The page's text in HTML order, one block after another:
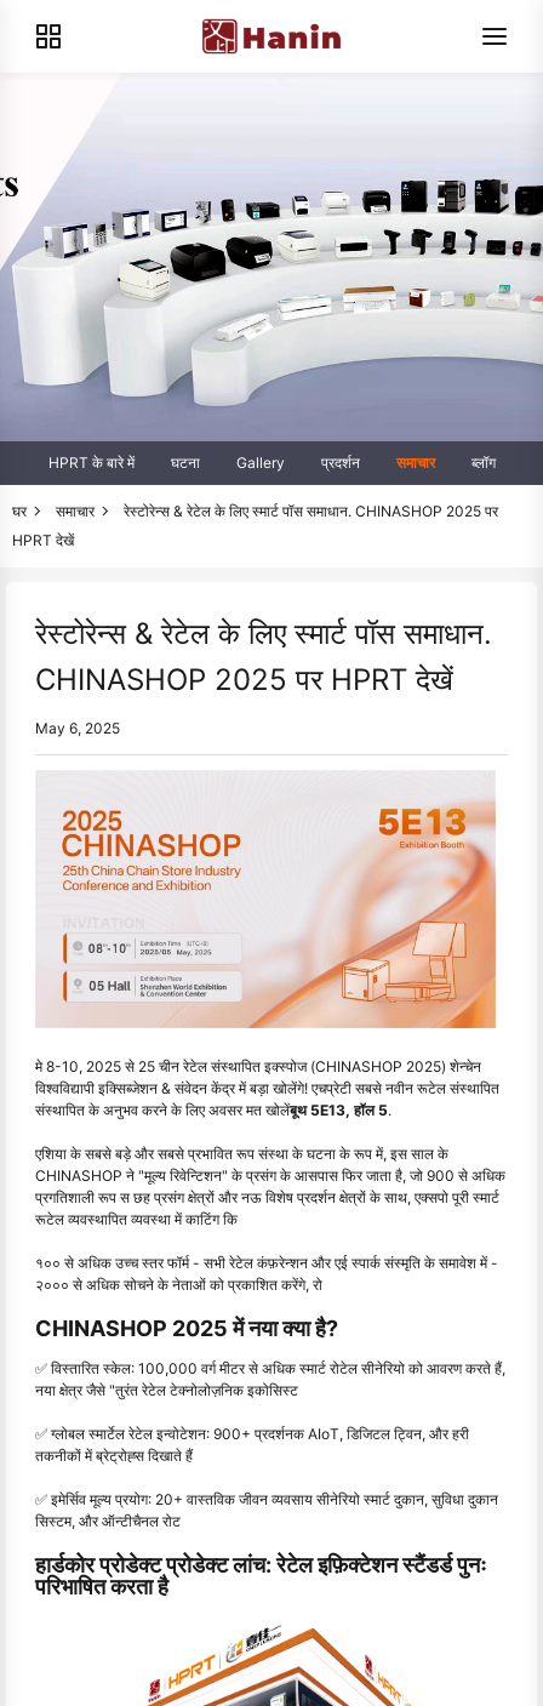
HPRT के बारे में घटना Gallery प्रदर्शन समाचार ब्लॉग
घर समाचार
रेस्टोरेन्स & रेटेल के लिए स्मार्ट पॉस समाधान. CHINASHOP 2025 पर
HPRT देखें
रेस्टोरेन्स & रेटेल के लिए स्मार्ट पॉस समाधान.
CHINASHOP 2025 पर HPRT देखें
May 6, 2025
मे 8-10, 2025 से 25 चीन रेटेल संस्थापित इक्स्पोज (CHINASHOP 2025) शेन्चेन
विश्वविद्यापी इक्सिब्जेशन & संवेदन केंद्र में बड़ा खोलेंगे! एचप्रेटी सबसे नवीन रूटेल संस्थापित
संस्थापित के अनुभव करने के लिए अवसर मत खोलेंबूथ 5E13, हॉल 5.
एशिया के सबसे बड़े और सबसे प्रभावित रूप संस्था के घटना के रूप में, इस साल के
CHINASHOP ने "मूल्य रिवेन्टिशन" के प्रसंग के आसपास फिर जाता है, जो 900 से अधिक
प्रगतिशाली रूप स छह प्रसंग क्षेत्रों और नऊ विशेष प्रदर्शन क्षेत्रों के साथ, एक्सपो पूरी स्मार्ट
रूटेल व्यवस्थापित व्यवस्था में काटिंग कि
१०० से अधिक उच्च स्तर फॉर्म - सभी रेटेल कंफ़रेन्शन और एई स्पार्क संस्मृति के समावेश में -
२००० से अधिक सोचने के नेताओं को प्रकाशित करेंगे, रो
CHINASHOP 2025 में नया क्या है?
✅ विस्तारित स्केल: 100,000 वर्ग मीटर से अधिक स्मार्ट रोटेल सीनेरियो को आवरण करते हैं,
नया क्षेत्र जैसे "तुरंत रेटेल टेक्नोलोज़निक इकोसिस्ट
✅ ग्लोबल स्मार्टेल रेटेल इन्वोटेशन: 900+ प्रदर्शनक AIoT, डिजिटल ट्विन, और हरी
तकनीकों में ब्रेट्रोह्स दिखाते हैं
✅ इमेर्सिव मूल्य प्रयोग: 20+ वास्तविक जीवन व्यवसाय सीनेरियो स्मार्ट दुकान, सुविधा दुकान
सिस्टम, और ऑन्टीचैनल रोट
हार्डकोर प्रोडेक्ट प्रोडेक्ट लांच: रेटेल इफ़िक्टेशन स्टैंडर्ड पुनः
परिभाषित करता है